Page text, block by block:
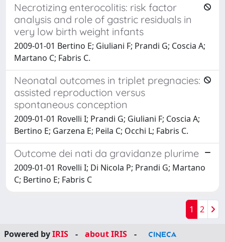
Necrotizing enterocolitis: risk factor
analysis and role of gastric residuals in
very low birth weight infants
2009-01-01 Bertino E; Giuliani F; Prandi G; Coscia A;
Martano C; Fabris C.
Neonatal outcomes in triplet pregnacies:
assisted reproduction versus
spontaneous conception
2009-01-01 Rovelli I; Prandi G; Giuliani F; Coscia A;
Bertino E; Garzena E; Peila C; Occhi L; Fabris C.
Outcome dei nati da gravidanze plurime
2009-01-01 Rovelli I; Di Nicola P; Prandi G; Martano
C; Bertino E; Fabris C
1 2
Powered byIRIS - about IRIS
-